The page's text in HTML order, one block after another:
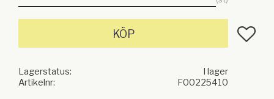
KÖP Lägg
Lagerstatus
I lager
Artikelnr
F00225410